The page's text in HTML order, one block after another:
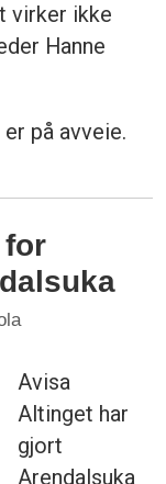
virker ikke
Hanne
på avveie.
for
Avisa
Altinget har
gjort
Arendalsuka